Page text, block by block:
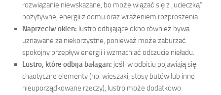
rozwiązanie niewskazane, bo może wiązać się z „ucieczką”
pozytywnej energii z domu oraz wrażeniem rozproszenia.
Naprzeciw okien: lustro odbijające okno również bywa
uznawane za niekorzystne, ponieważ może zaburzać
spokojny przepływ energii i wzmacniać odczucie nieładu.
Lustro, które odbija bałagan: jeśli w odbiciu pojawiają się
chaotyczne elementy (np. wieszaki, stosy butów lub inne
nieuporządkowane rzeczy), lustro może dodatkowo